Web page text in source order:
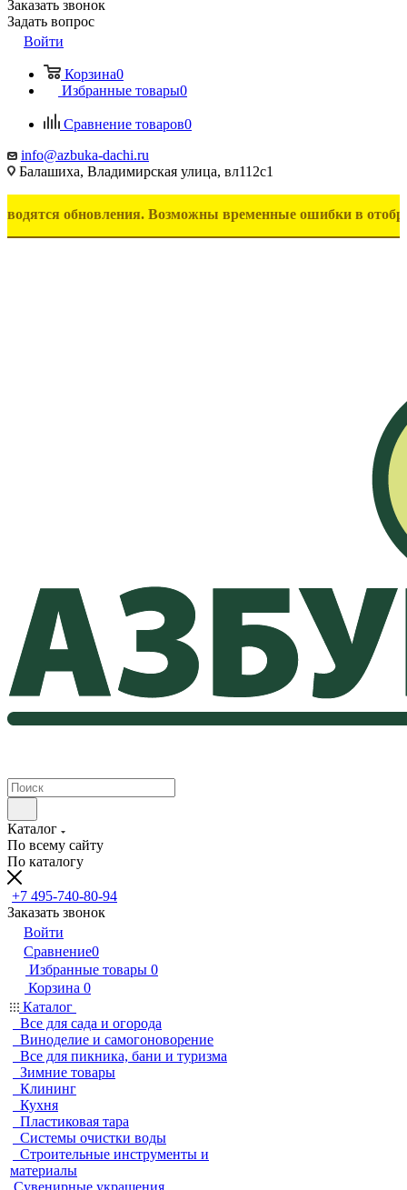
Заказать звонок
Задать вопрос
Войти
Корзина0
Избранные товары0
Сравнение товаров0
info@azbuka-dachi.ru
Балашиха, Владимирская улица, вл112с1
Возможны временные ошибки в отображении
Каталог
По всему сайту
По каталогу
+7 495-740-80-94
Заказать звонок
Войти
Сравнение0
Избранные товары 0
Корзина 0
Каталог
Все для сада и огорода
Виноделие и самогоноворение
Все для пикника, бани и туризма
Зимние товары
Клининг
Кухня
Пластиковая тара
Системы очистки воды
Строительные инструменты и
материалы
Сувенирные украшения